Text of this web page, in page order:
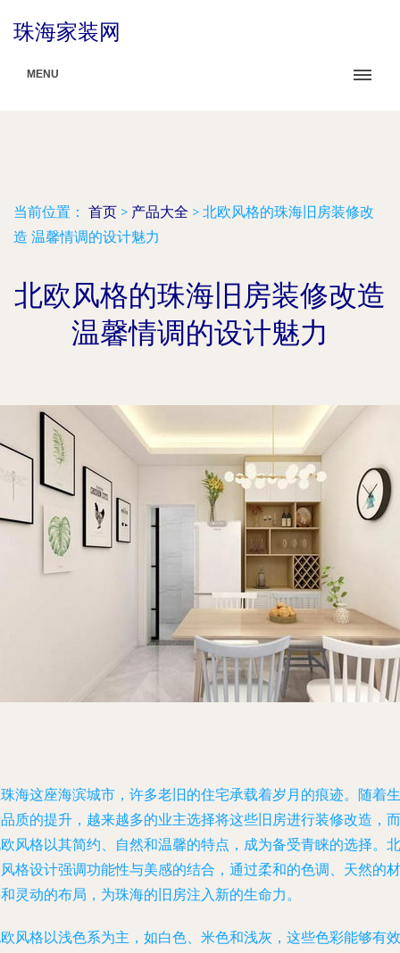
珠海家装网
MENU
当前位置： 首页 > 产品大全 > 北欧风格的珠海旧房装修改
造 温馨情调的设计魅力
北欧风格的珠海旧房装修改造
温馨情调的设计魅力
海这座海滨城市，许多老旧的住宅承载着岁月的痕迹。随着生
质的提升，越来越多的业主选择将这些旧房进行装修改造，而
风格以其简约、自然和温馨的特点，成为备受青睐的选择。北
格设计强调功能性与美感的结合，通过柔和的色调、天然的材
灵动的布局，为珠海的旧房注入新的生命力。
风格以浅色系为主，如白色、米色和浅灰，这些色彩能够有效